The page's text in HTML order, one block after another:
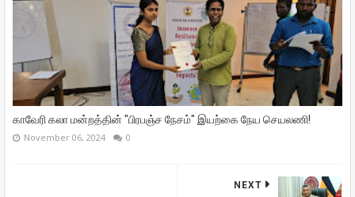
காவேரி கலா மன்றத்தின் "பிரபஞ்ச நேசம்" இயற்கை நேய செயலணி!
November 06, 2024 0
NEXT